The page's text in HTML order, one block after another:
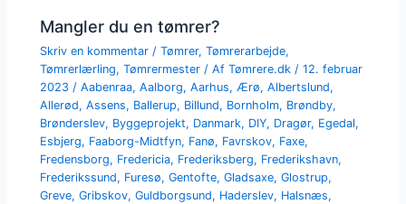
Mangler du en tømrer?
Skriv en kommentar /Tømrer,Tømrerarbejde,
Tømrerlærling,Tømrermester / AfTømrere.dk/12. februar
2023/Aabenraa,Aalborg,Aarhus,Ærø,Albertslund,
Allerød,Assens, Ballerup, Billund, Bornholm, Brøndby,
Brønderslev, Byggeprojekt, Danmark, DIY, Dragør, Egedal,
Esbjerg, Faaborg-Midtfyn, Fanø, Favrskov, Faxe,
Fredensborg, Fredericia, Frederiksberg, Frederikshavn,
Frederikssund, Furesø,Gentofte,Gladsaxe,Glostrup,
Greve,Gribskov,Guldborgsund, Haderslev, Halsnæs,